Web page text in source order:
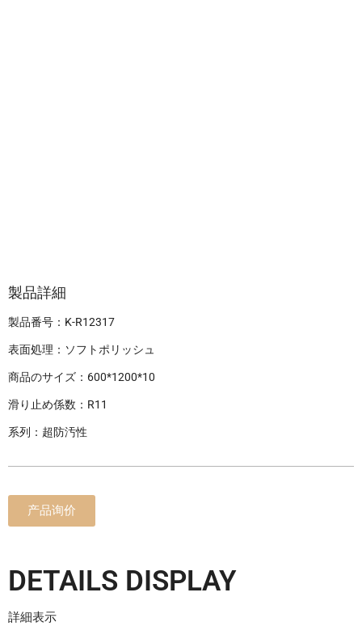
製品詳細
製品番号：K-R12317
表面処理：ソフトポリッシュ
商品のサイズ：600*1200*10
滑り止め係数：R11
系列：超防汚性
产品询价
DETAILS DISPLAY
詳細表示